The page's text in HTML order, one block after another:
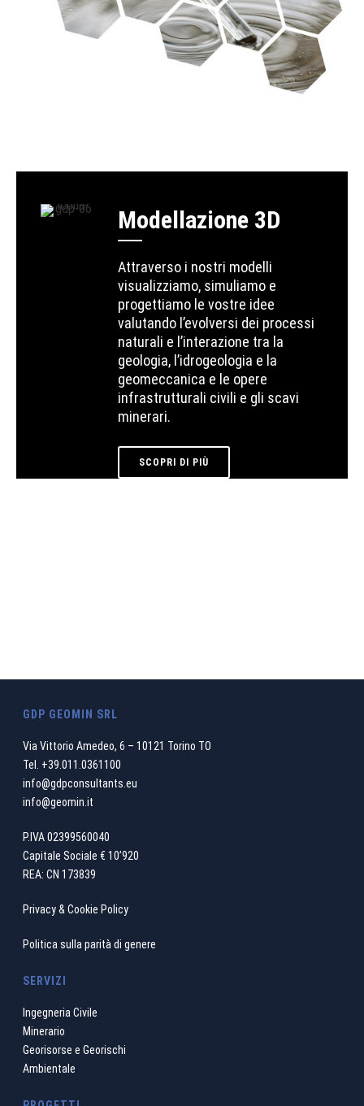
Modellazione 3D
Attraverso i nostri modelli
visualizziamo, simuliamo e
progettiamo le vostre idee
valutando l’evolversi dei processi
naturali e l’interazione tra la
geologia, l’idrogeologia e la
geomeccanica e le opere
infrastrutturali civili e gli scavi
minerari.
SCOPRI DI PIÙ
GDP GEOMIN SRL
Via Vittorio Amedeo, 6 – 10121 Torino TO
Tel. +39.011.0361100
info@gdpconsultants.eu
info@geomin.it
P.IVA 02399560040
Capitale Sociale € 10’920
REA: CN 173839
Privacy & Cookie Policy
Politica sulla parità di genere
SERVIZI
Ingegneria Civile
Minerario
Georisorse e Georischi
Ambientale